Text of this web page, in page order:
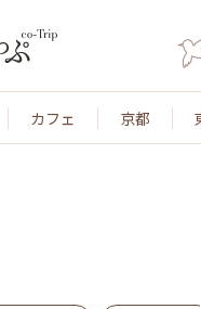
カフェ 京都